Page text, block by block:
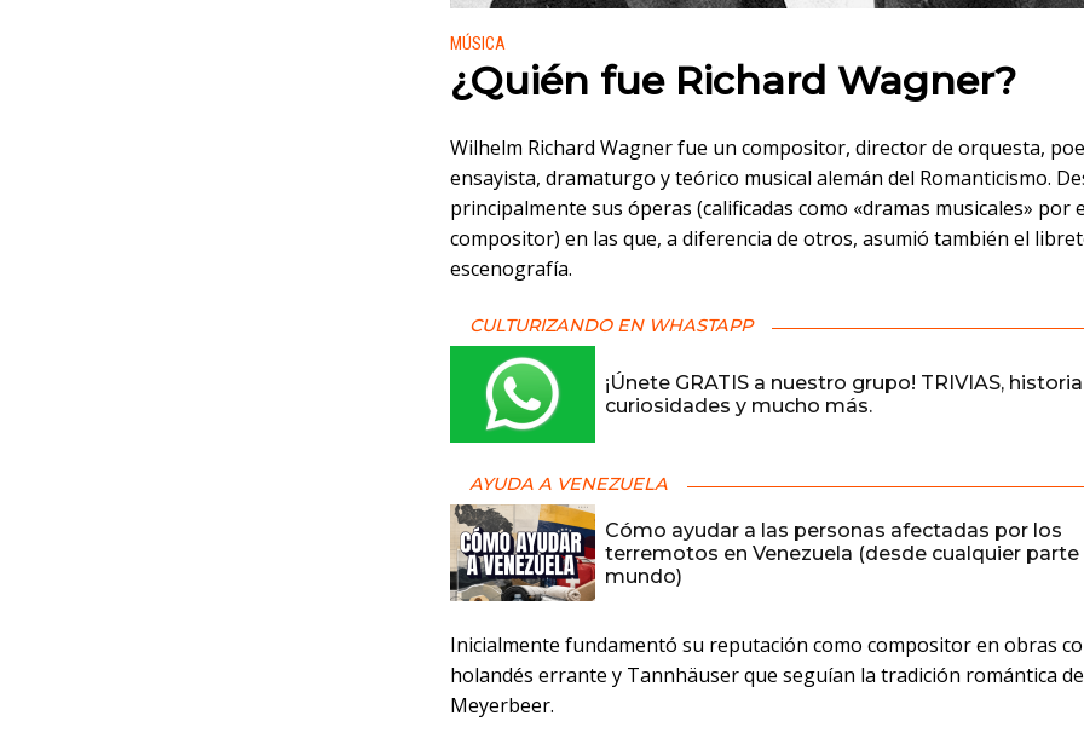
Publicado en:
MÚSICA
¿Quién fue Richard Wagner?
Wilhelm Richard Wagner fue un compositor, director de orquesta,
ensayista, dramaturgo y teórico musical alemán del Romanticismo.
principalmente sus óperas (calificadas como «dramas musicales» por
compositor) en las que, a diferencia de otros, asumió también el
escenografía.
CULTURIZANDO EN WHASTAPP
¡Únete GRATIS a nuestro grupo! TRIVIAS,
curiosidades y mucho más.
AYUDA A VENEZUELA
Cómo ayudar a las personas afectadas por los
terremotos en Venezuela (desde cualquier parte
mundo)
Inicialmente fundamentó su reputación como compositor en obras
holandés errante y Tannhäuser que seguían la tradición romántica
Meyerbeer.